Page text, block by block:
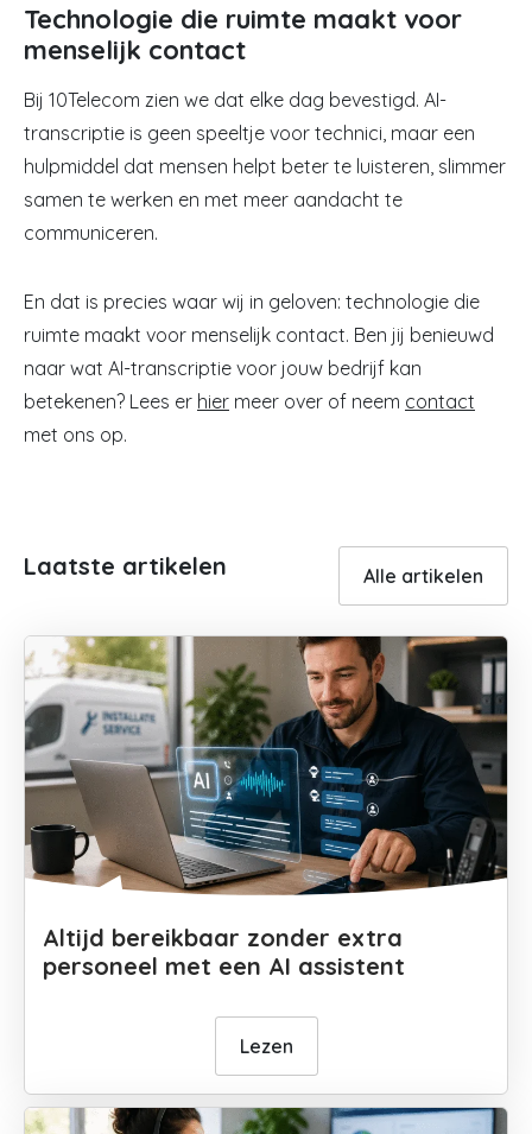
Technologie die ruimte maakt voor
menselijk contact
Bij 10Telecom zien we dat elke dag bevestigd. AI-
transcriptie is geen speeltje voor technici, maar een
hulpmiddel dat mensen helpt beter te luisteren, slimmer
samen te werken en met meer aandacht te
communiceren.
En dat is precies waar wij in geloven: technologie die
ruimte maakt voor menselijk contact. Ben jij benieuwd
naar wat AI-transcriptie voor jouw bedrijf kan
betekenen? Lees er hier meer over of neem contact
met ons op.
Laatste artikelen Alle artikelen
Altijd bereikbaar zonder extra
personeel met een AI assistent
Lezen